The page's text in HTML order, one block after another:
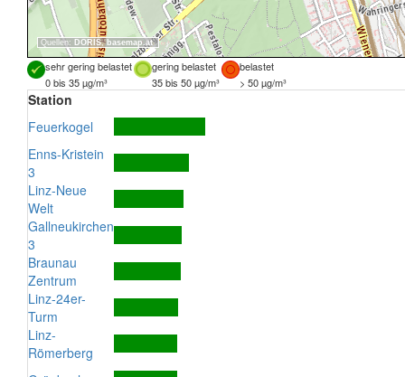
Quellen: DORIS, basemap.at
sehr gering belastet gering belastet
belastet
0 bis 35 µg/m³
35 bis 50 µg/m³ > 50 µg/m³
Station
Feuerkogel
Enns-Kristein
3
Linz-Neue
Welt
Gallneukirchen
3
Braunau
Zentrum
Linz-24er-
Turm
Linz-
Römerberg